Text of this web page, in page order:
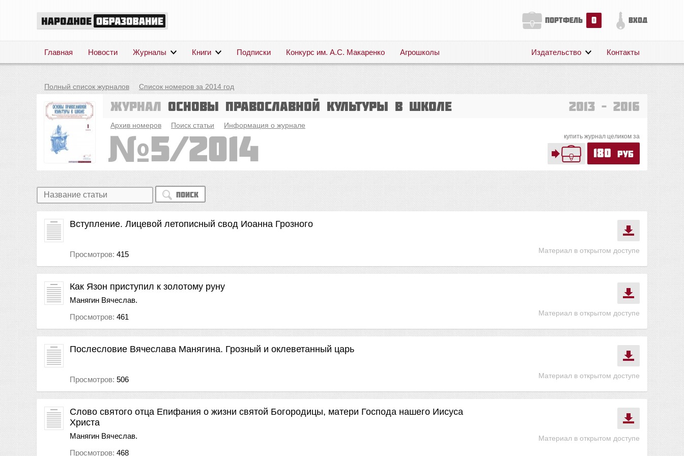
портфель 0 вход
Главная Новости Журналы Книги Подписки Конкурс им. А.С. Макаренко Агрошколы
Поддержка
Издательство Контакты
Полный список журналов Список номеров за 2014 год
Журнал Основы православной культуры в школе 2013 – 2016
Архив номеров Поиск статьи Информация о журнале
купить журнал целиком за
180 руб
5/2014
Поиск
Материал в открытом доступе
Вступление. Лицевой летописный свод Иоанна Грозного
Просмотров: 415
Материал в открытом доступе
Как Язон приступил к золотому руну
Манягин Вячеслав.
Просмотров: 461
Материал в открытом доступе
Послесловие Вячеслава Манягина. Грозный и оклеветанный царь
Просмотров: 506
Материал в открытом доступе
Слово святого отца Епифания о жизни святой Богородицы, матери Господа нашего Иисуса
Христа
Манягин Вячеслав.
Просмотров: 468